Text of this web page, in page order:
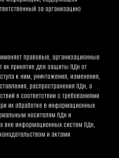
за организацию
правовые, организационные
их принятие для защиты ПДн от
к ним, уничтожения, изменения,
распространения ПДн, а
в соответствии с требованиями
их обработке в информационных
носителям ПДн и
вне информационных систем ПДн,
и актами